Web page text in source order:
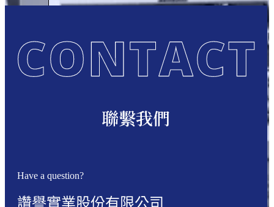
聯繫我們
Have a question?
讚譽實業股份有限公司